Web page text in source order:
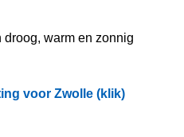
warm en zonnig
voor Zwolle (klik)